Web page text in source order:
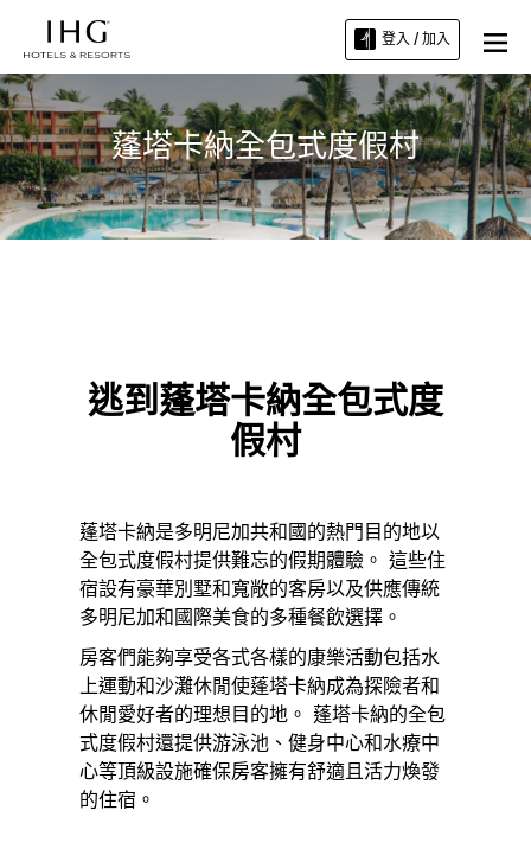
登入 / 加入
蓬塔卡納全包式度假村
逃到蓬塔卡納全包式度
假村
蓬塔卡納是多明尼加共和國的熱門目的地以
全包式度假村提供難忘的假期體驗。 這些住
宿設有豪華別墅和寬敞的客房以及供應傳統
多明尼加和國際美食的多種餐飲選擇。
房客們能夠享受各式各樣的康樂活動包括水
上運動和沙灘休閒使蓬塔卡納成為探險者和
休閒愛好者的理想目的地。 蓬塔卡納的全包
式度假村還提供游泳池、健身中心和水療中
心等頂級設施確保房客擁有舒適且活力煥發
的住宿。